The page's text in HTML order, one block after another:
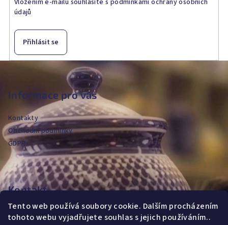
Tento web používá soubory cookie. Dalším procházením
tohoto webu vyjadřujete souhlas s jejich používáním..
i
údajů
Přihlásit se
Z
t
í
Informace pro vás
Kontakty
Obchodní podmínky
GDPR
Kontakt
jvanya
fajans.cz